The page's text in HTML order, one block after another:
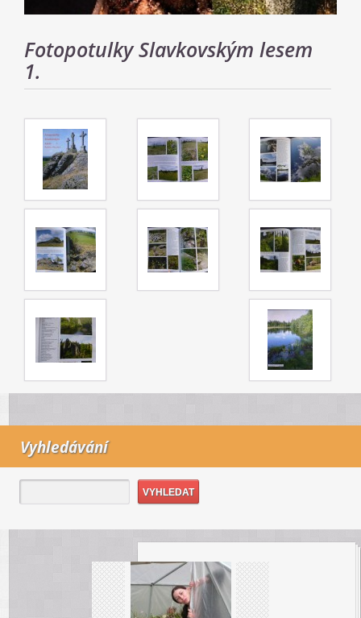
Fotopotulky Slavkovským lesem
1.
Vyhledávání